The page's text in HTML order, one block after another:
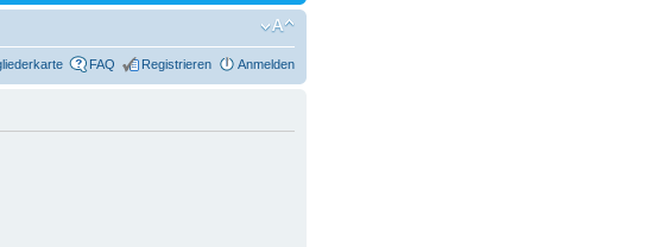
FAQ Registrieren Anmelden